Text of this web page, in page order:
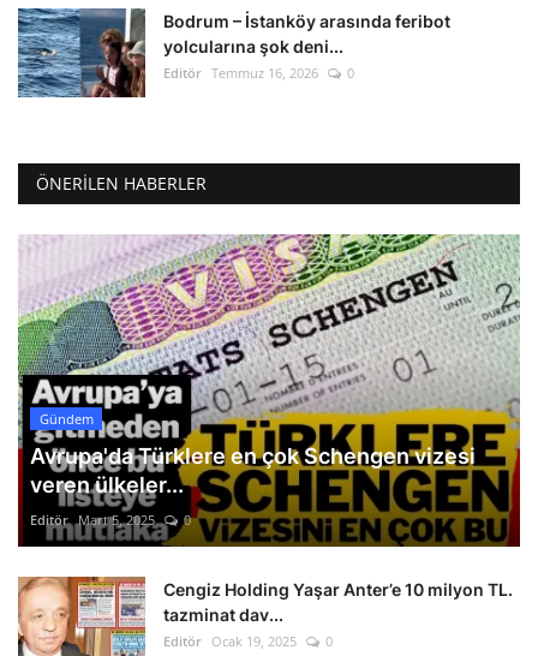
Bodrum – İstanköy arasında feribot
yolcularına şok deni...
Editör Temmuz 16, 2026 0
ÖNERILEN HABERLER
Gündem
Avrupa'da Türklere en çok Schengen vizesi
veren ülkeler...
Editör Mart 5, 2025 0
Cengiz Holding Yaşar Anter’e 10 milyon TL.
tazminat dav...
Editör Ocak 19, 2025 0